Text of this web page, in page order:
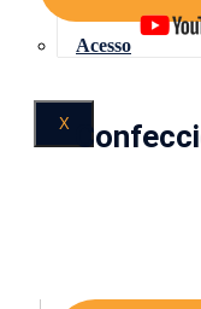
Acesso
X